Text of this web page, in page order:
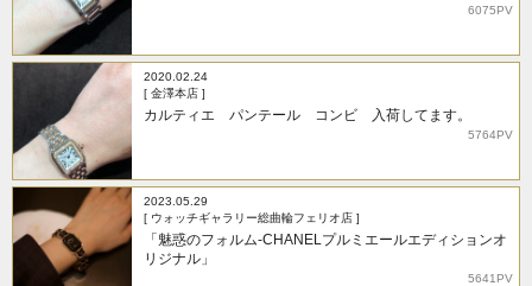
6075PV
2020.02.24
[ 金澤本店 ]
カルティエ パンテール コンビ 入荷してます。
5764PV
2023.05.29
[ ウォッチギャラリー総曲輪フェリオ店 ]
「魅惑のフォルム-CHANELプルミエールエディションオ
リジナル」
5641PV